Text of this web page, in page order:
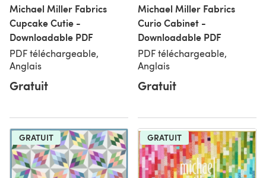
Michael Miller Fabrics
Cupcake Cutie -
Downloadable PDF
PDF téléchargeable,
Anglais
Gratuit
Michael Miller Fabrics
Curio Cabinet -
Downloadable PDF
PDF téléchargeable,
Anglais
Gratuit
GRATUIT GRATUIT